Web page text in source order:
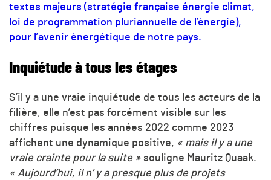
textes majeurs (stratégie française énergie climat,
loi de programmation pluriannuelle de l’énergie),
pour l’avenir énergétique de notre pays.
Inquiétude à tous les étages
S’il y a une vraie inquiétude de tous les acteurs de la
filière, elle n’est pas forcément visible sur les
chiffres puisque les années 2022 comme 2023
affichent une dynamique positive, « mais il y a une
vraie crainte pour la suite » souligne Mauritz Quaak.
« Aujourd’hui, il n’ y a presque plus de projets